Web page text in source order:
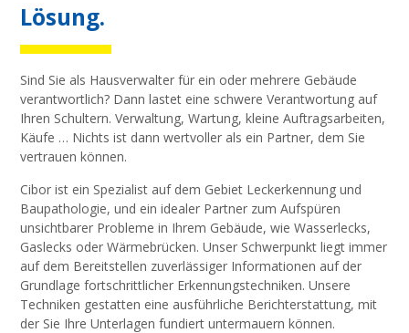
Lösung.
Sind Sie als Hausverwalter für ein oder mehrere Gebäude
verantwortlich? Dann lastet eine schwere Verantwortung auf
Ihren Schultern. Verwaltung, Wartung, kleine Auftragsarbeiten,
Käufe … Nichts ist dann wertvoller als ein Partner, dem Sie
vertrauen können.
Cibor ist ein Spezialist auf dem Gebiet Leckerkennung und
Baupathologie, und ein idealer Partner zum Aufspüren
unsichtbarer Probleme in Ihrem Gebäude, wie Wasserlecks,
Gaslecks oder Wärmebrücken. Unser Schwerpunkt liegt immer
auf dem Bereitstellen zuverlässiger Informationen auf der
Grundlage fortschrittlicher Erkennungstechniken. Unsere
Techniken gestatten eine ausführliche Berichterstattung, mit
der Sie Ihre Unterlagen fundiert untermauern können.